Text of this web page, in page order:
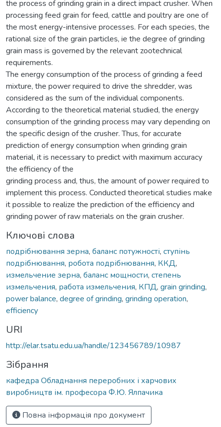
the process of grinding grain in a direct impact crusher. When
processing feed grain for feed, cattle and poultry are one of
the most energy-intensive processes. For each species, the
rational size of the grain particles, ie the degree of grinding
grain mass is governed by the relevant zootechnical
requirements.
The energy consumption of the process of grinding a feed
mixture, the power required to drive the shredder, was
considered as the sum of the individual components.
According to the theoretical material studied, the energy
consumption of the grinding process may vary depending on
the specific design of the crusher. Thus, for accurate
prediction of energy consumption when grinding grain
material, it is necessary to predict with maximum accuracy
the efficiency of the
grinding process and, thus, the amount of power required to
implement this process. Conducted theoretical studies make
it possible to realize the prediction of the efficiency and
grinding power of raw materials on the grain crusher.
Ключові слова
подрібнювання зерна, баланс потужності, ступінь
подрібнювання, робота подрібнювання, ККД,
измельчение зерна, баланс мощности, степень
измельчения, работа измельчения, КПД, grain grinding,
power balance, degree of grinding, grinding operation,
efficiency
URI
http://elar.tsatu.edu.ua/handle/123456789/10987
Зібрання
кафедра Обладнання переробних і харчових
виробництв ім. професора Ф.Ю. Ялпачика
Повна інформація про документ